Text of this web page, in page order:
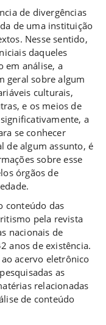
de divergências
de uma instituição
Nesse sentido,
daqueles
em análise, a
geral sobre algum
culturais,
e os meios de
a
se conhecer
de algum assunto, é
sobre esse
órgãos de
conteúdo das
pela revista
nacionais de
anos de existência.
acervo eletrônico
as
relacionadas
de conteúdo